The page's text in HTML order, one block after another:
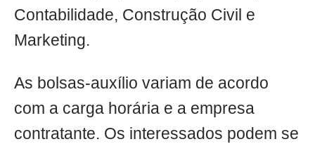
Contabilidade, Construção Civil e
Marketing.
As bolsas-auxílio variam de acordo
com a carga horária e a empresa
contratante. Os interessados podem se